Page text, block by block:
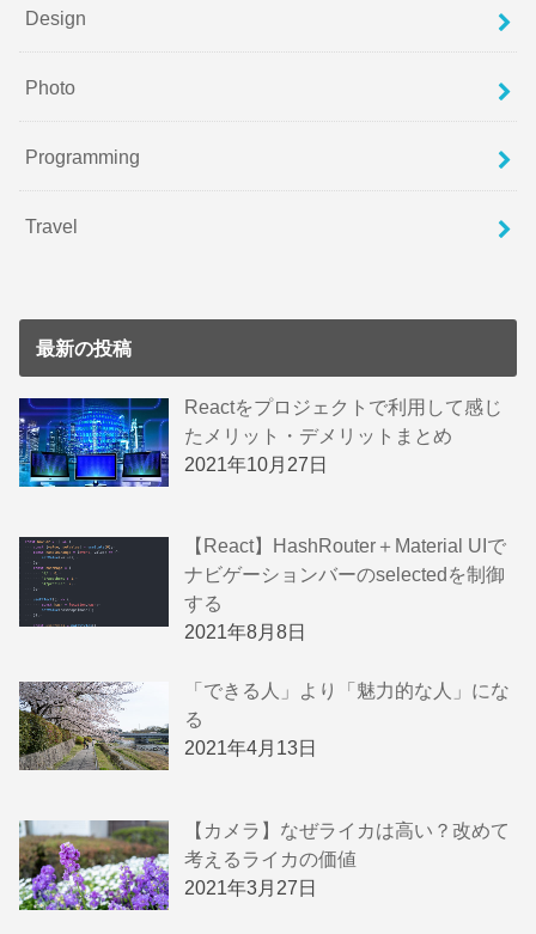
Design
Photo
Programming
Travel
最新の投稿
Reactをプロジェクトで利用して感じ
たメリット・デメリットまとめ
2021年10月27日
【React】HashRouter＋Material UIで
ナビゲーションバーのselectedを制御
する
2021年8月8日
「できる人」より「魅力的な人」にな
る
2021年4月13日
【カメラ】なぜライカは高い？改めて
考えるライカの価値
2021年3月27日